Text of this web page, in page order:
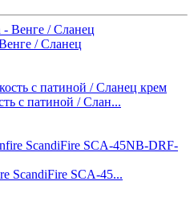
/ Сланец
с патиной / Слан...
ScandiFire SCA-45...